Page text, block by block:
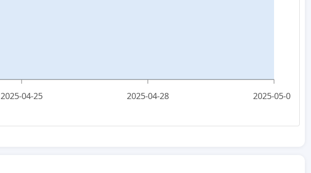
2025-04-25 2025-04-28 2025-05-01